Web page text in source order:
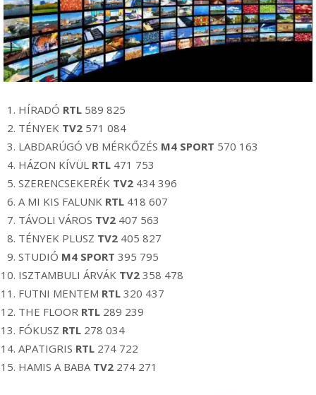
HÍRADÓ RTL 589 825
TÉNYEK TV2 571 084
LABDARÚGÓ VB MÉRKŐZÉS M4 SPORT 570 163
HÁZON KÍVÜL RTL 471 753
SZERENCSEKERÉK TV2 434 396
A MI KIS FALUNK RTL 418 607
TÁVOLI VÁROS TV2 407 563
TÉNYEK PLUSZ TV2 405 827
STUDIÓ M4 SPORT 395 795
ISZTAMBULI ÁRVÁK TV2 358 478
FUTNI MENTEM RTL 320 437
THE FLOOR RTL 289 239
FÓKUSZ RTL 278 034
APATIGRIS RTL 274 722
HAMIS A BABA TV2 274 271